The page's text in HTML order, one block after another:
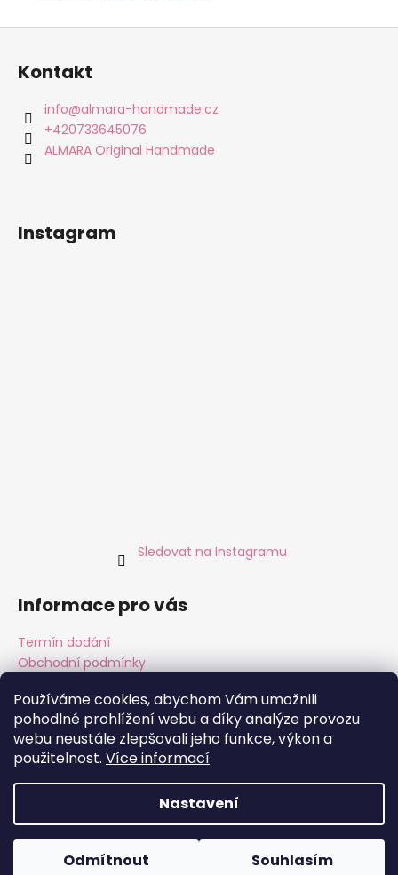
Používáme cookies, abychom Vám umožnili
pohodlné prohlížení webu a díky analýze provozu
webu neustále zlepšovali jeho funkce, výkon a
použitelnost. Více informací
Nastavení
Odmítnout Souhlasím
Z
Kontakt
info@almara-handmade.cz
+420733645076
ALMARA Original Handmade
Instagram
Sledovat na Instagramu
Informace pro vás
Termín dodání
Obchodní podmínky
Instagram Facebook
Copyright 2026ALMARA Original Handmade. Všechna
práva vyhrazena.